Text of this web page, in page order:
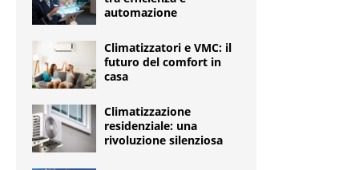
automazione
Climatizzatori e VMC: il
futuro del comfort in
casa
Climatizzazione
residenziale: una
rivoluzione silenziosa